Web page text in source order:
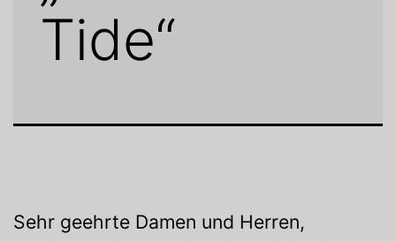
Tide“
Sehr geehrte Damen und Herren,